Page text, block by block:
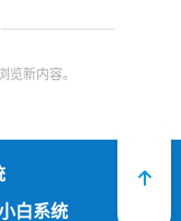
新内容。
白系统